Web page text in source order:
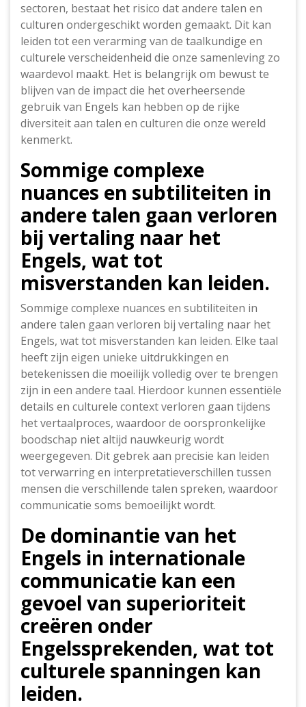
sectoren, bestaat het risico dat andere talen en
culturen ondergeschikt worden gemaakt. Dit kan
leiden tot een verarming van de taalkundige en
culturele verscheidenheid die onze samenleving zo
waardevol maakt. Het is belangrijk om bewust te
blijven van de impact die het overheersende
gebruik van Engels kan hebben op de rijke
diversiteit aan talen en culturen die onze wereld
kenmerkt.
Sommige complexe
nuances en subtiliteiten in
andere talen gaan verloren
bij vertaling naar het
Engels, wat tot
misverstanden kan leiden.
Sommige complexe nuances en subtiliteiten in
andere talen gaan verloren bij vertaling naar het
Engels, wat tot misverstanden kan leiden. Elke taal
heeft zijn eigen unieke uitdrukkingen en
betekenissen die moeilijk volledig over te brengen
zijn in een andere taal. Hierdoor kunnen essentiële
details en culturele context verloren gaan tijdens
het vertaalproces, waardoor de oorspronkelijke
boodschap niet altijd nauwkeurig wordt
weergegeven. Dit gebrek aan precisie kan leiden
tot verwarring en interpretatieverschillen tussen
mensen die verschillende talen spreken, waardoor
communicatie soms bemoeilijkt wordt.
De dominantie van het
Engels in internationale
communicatie kan een
gevoel van superioriteit
creëren onder
Engelssprekenden, wat tot
culturele spanningen kan
leiden.